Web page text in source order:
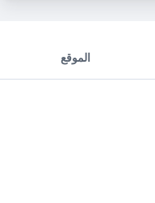
الموقع